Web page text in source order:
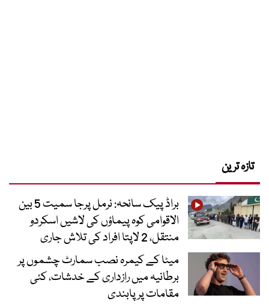
تازہ ترین
براڈ پیک سانحہ: نرمل پرجا سمیت 5 بین
الاقوامی کوہ پیماؤں کی لاشیں اسکردو
منتقل، 2 لاپتا افراد کی تلاش جاری
میٹا کے کیمرہ نصب سمارٹ چشموں پر
برطانیہ میں رازداری کے خدشات، کئی
مقامات پر پابندی